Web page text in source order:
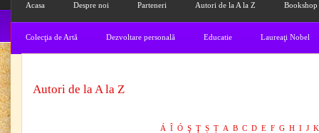
Acasa Despre noi Parteneri Autori de la A la Z Bookshop
Colecţia de Artă Dezvoltare personală Educatie Laureaţi Nobel
Autori de la A la Z
Á Î Ó Ş Ţ Ș Ț A B C D E F G H I J K